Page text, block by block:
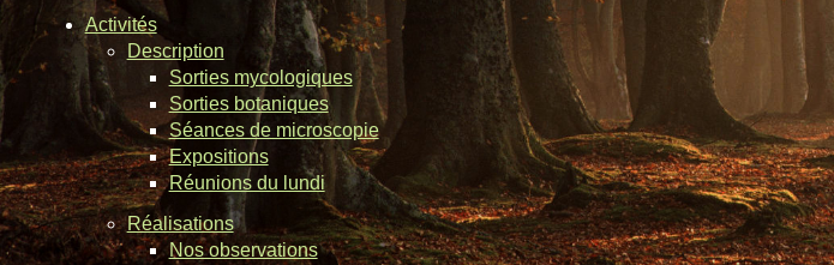
Activités
Description
Sorties mycologiques
Sorties botaniques
Séances de microscopie
Expositions
Réunions du lundi
Réalisations
Nos observations